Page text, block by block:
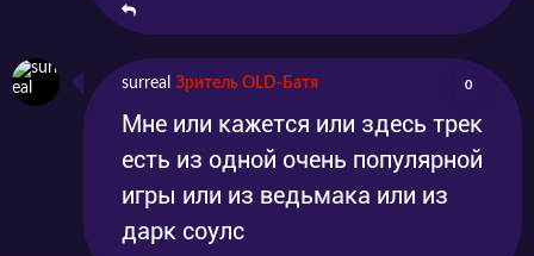
surreal Зритель OLD-Батя 0
Мне или кажется или здесь трек
есть из одной очень популярной
игры или из ведьмака или из
дарк соулс